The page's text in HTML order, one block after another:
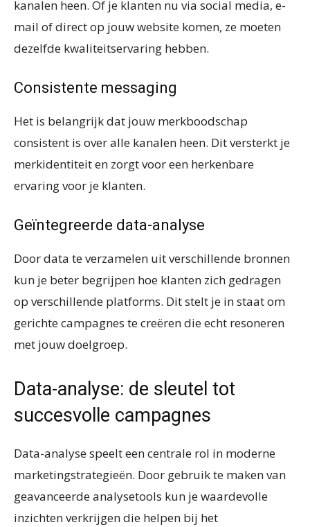
kanalen heen. Of je klanten nu via social media, e-
mail of direct op jouw website komen, ze moeten
dezelfde kwaliteitservaring hebben.
Consistente messaging
Het is belangrijk dat jouw merkboodschap
consistent is over alle kanalen heen. Dit versterkt je
merkidentiteit en zorgt voor een herkenbare
ervaring voor je klanten.
Geïntegreerde data-analyse
Door data te verzamelen uit verschillende bronnen
kun je beter begrijpen hoe klanten zich gedragen
op verschillende platforms. Dit stelt je in staat om
gerichte campagnes te creëren die echt resoneren
met jouw doelgroep.
Data-analyse: de sleutel tot
succesvolle campagnes
Data-analyse speelt een centrale rol in moderne
marketingstrategieën. Door gebruik te maken van
geavanceerde analysetools kun je waardevolle
inzichten verkrijgen die helpen bij het